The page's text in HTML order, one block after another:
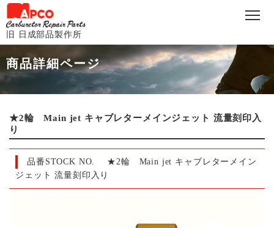
旧 日成部品製作所
商品詳細ページ
★2輪 Main jet キャブレターメインジェット 流量刻印入
り
品番STOCK NO.
★2輪 Main jet キャブレターメイン
ジェット 流量刻印入り